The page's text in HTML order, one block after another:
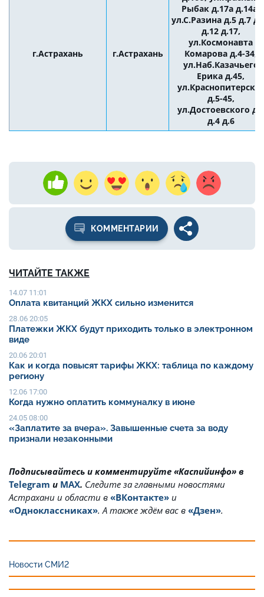
г.Астрахань г.Астрахань
Рыбак д.17а д.14а,
ул.С.Разина д.5 д.7
д.12 д.17,
ул.Космонавта
Комарова д.4-34,
ул.Наб.Казачьего
Ерика д.45,
ул.Краснопитерская
д.5-45,
ул.Достоевского д.2
д.4 д.6
КОММЕНТАРИИ
ЧИТАЙТЕ ТАКЖЕ
14.07 11:01
Оплата квитанций ЖКХ сильно изменится
28.06 20:05
Платежки ЖКХ будут приходить только в электронном
виде
20.06 20:01
Как и когда повысят тарифы ЖКХ: таблица по каждому
региону
12.06 17:00
Когда нужно оплатить коммуналку в июне
24.05 08:00
«Заплатите за вчера». Завышенные счета за воду
признали незаконными
Подписывайтесь и комментируйте «Каспийинфо» в
Telegram и MAX. Cледите за главными новостями
Астрахани и области в «ВКонтакте» и
«Одноклассниках». А также ждём вас в «Дзен».
Новости СМИ2